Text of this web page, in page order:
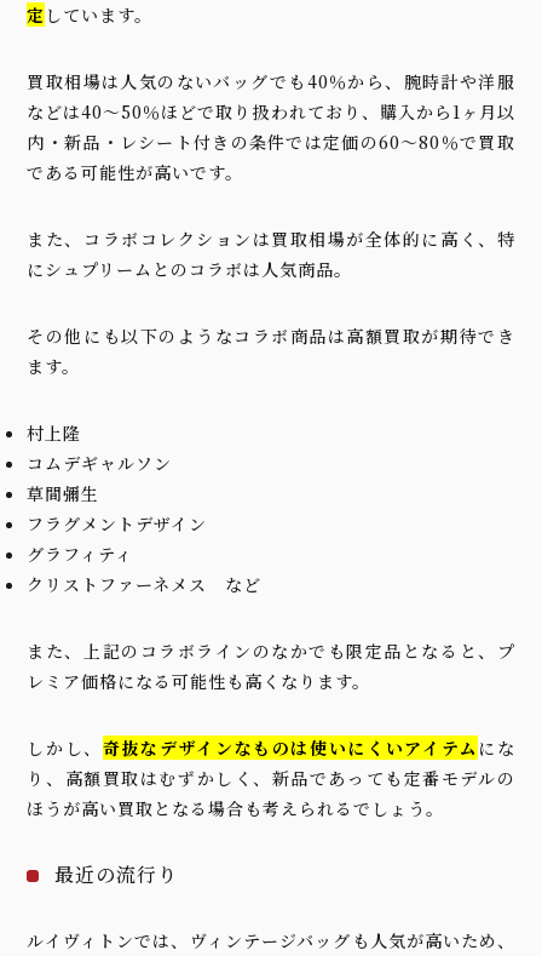
定 しています。
買取相場は人気のないバッグでも40％から、腕時計や洋服
などは40〜50％ほどで取り扱われており、購入から1ヶ月以
内・新品・レシート付きの条件では定価の60〜80％で買取
である可能性が高いです。
また、コラボコレクションは買取相場が全体的に高く、特
にシュプリームとのコラボは人気商品。
その他にも以下のようなコラボ商品は高額買取が期待でき
ます。
村上隆
コムデギャルソン
草間彌生
フラグメントデザイン
グラフィティ
クリストファーネメス など
また、上記のコラボラインのなかでも限定品となると、プ
レミア価格になる可能性も高くなります。
しかし、 奇抜なデザインなものは使いにくいアイテム にな
り、高額買取はむずかしく、新品であっても定番モデルの
ほうが高い買取となる場合も考えられるでしょう。
最近の流行り
ルイヴィトンでは、ヴィンテージバッグも人気が高いため、